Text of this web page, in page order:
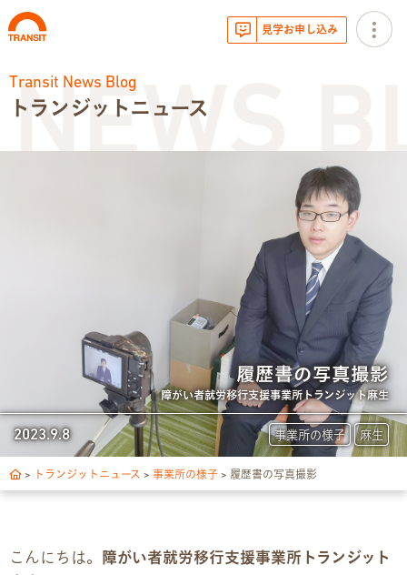
お知らせ
サービス内容
就労移行支援とは
トランジットについて
1日の流れ
Transit News Blog
トランジットニュース
履歴書の写真撮影
障がい者就労移行支援事業所トランジット麻生
事業所の様子 麻生
2023.9.8
> トランジットニュース > 事業所の様子 > 履歴書の写真撮影
こんにちは。
障がい者就労移行支援事業所トランジット
見学お申し込み